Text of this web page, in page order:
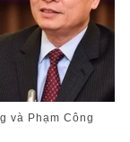
và Phạm Công